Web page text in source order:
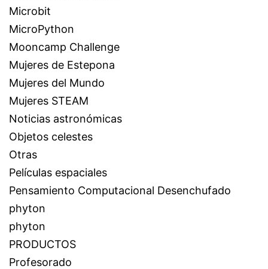
Microbit
MicroPython
Mooncamp Challenge
Mujeres de Estepona
Mujeres del Mundo
Mujeres STEAM
Noticias astronómicas
Objetos celestes
Otras
Películas espaciales
Pensamiento Computacional Desenchufado
phyton
phyton
PRODUCTOS
Profesorado